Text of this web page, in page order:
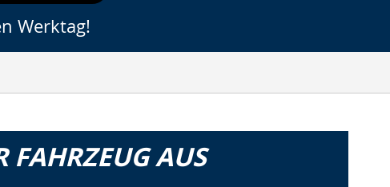
Werktag!
FAHRZEUG AUS